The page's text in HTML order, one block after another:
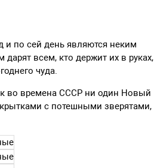
и по сей день являются неким
всем, кто держит их в руках,
чуда.
во времена СССР ни один Новый
с потешными зверятами,